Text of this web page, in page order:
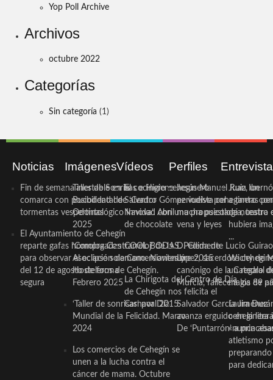
Yop Poll Archive
Archivos
octubre 2022
Categorías
Sin categoría (1)
Noticias
Fin de semana inestable en la
comarca con posibilidad de
tormentas vespertinas
El Ayuntamiento de Cehegín
reparte gafas homologadas
para observar el eclipse solar
del 12 de agosto de forma
segura
Imágenes
Taller de Sonrisas e Higiene
Bucodental de ‘Centro
Odontológico Innova’. Abril
2025
‘Compra Contrarreloj’ de la
Asociación de Comerciantes y
Hosteleros de Cehegín.
Febrero 2025
‘Taller de sonrisas’ por Día
Mundial de la Felicidad. Marzo
2024
Los comercios de Cehegín se
unen a la lucha contra el
cáncer de mama. Octubre
Vídeos
El cocinero ceheginero
Salvador Gómez vuelve por
Navidad con una propuesta
de chocolate
COOL BODAS. Pedida de
mano. Noviembre 2015
La Chirigota del Centro de Día
de Cehegín nos felicita el
Carnaval 2015
Perfiles
Jesús Manuel Ruiz, un
periodista ceheginero con
mucha psicología, teatro
vena y leyes
D. Clemente Lucio Guirao
López, sacerdote
canónigo de la Catedral
Murcia, fallece a los 89
Salvador García Jiménez
avanza erguido en la
De ‘Puntarrón’ a
Juan
a tantas
de nuestra
hubiera
...
Wichy de
un regalo
magia de
Laura
ceheginera
«nunca
atletismo
para